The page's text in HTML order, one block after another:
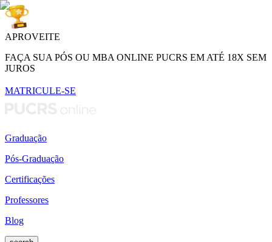
APROVEITE
FAÇA SUA PÓS OU MBA ONLINE PUCRS EM ATÉ 18X SEM
JUROS
MATRICULE-SE
Graduação
Pós-Graduação
Certificações
Professores
Blog